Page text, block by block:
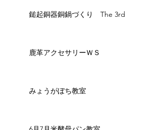
鎚起銅器銅鍋づくり The 3rd
鹿革アクセサリーＷＳ
みょうがぼち教室